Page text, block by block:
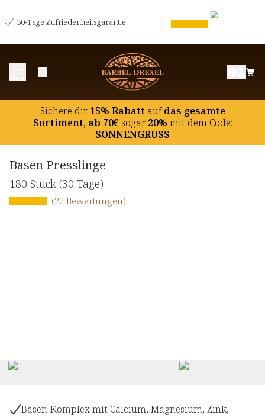
30-Tage Zufriedenheitsgarantie
Sichere dir15% Rabatt aufdas gesamte
Sortiment, ab 70€ sogar20% mit dem Code:
SONNENGRUSS
Basen Presslinge
180 Stück (30 Tage)
(22 Bewertungen)
Basen-Komplex mit Calcium, Magnesium, Zink,